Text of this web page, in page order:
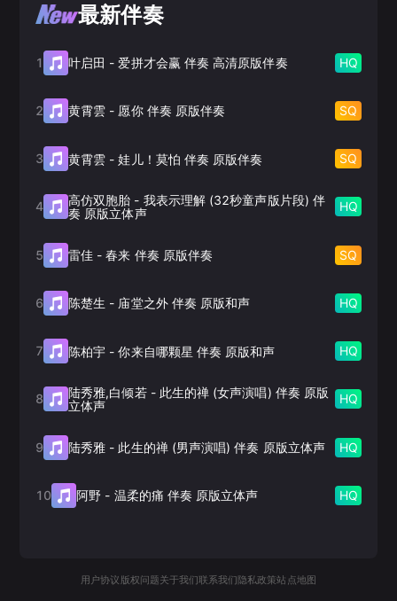
最新伴奏
1 叶启田 -爱拼才会赢 伴奏 高清原版伴奏 HQ
2 黄霄雲 - 愿你 伴奏 原版伴奏 SQ
3 黄霄雲 -娃儿！莫怕 伴奏 原版伴奏 SQ
4 高仿双胞胎 - 我表示理解 (32秒童声版片段) 伴
奏 原版立体声
HQ
5 雷佳 -春来 伴奏 原版伴奏 SQ
6 陈楚生 - 庙堂之外 伴奏 原版和声 HQ
7 陈柏宇 -你来自哪颗星 伴奏 原版和声 HQ
8 陆秀雅,白倾若- 此生的禅 (女声演唱) 伴奏 原版
立体声
HQ
9 陆秀雅 - 此生的禅 (男声演唱) 伴奏 原版立体声 HQ
10 阿野 - 温柔的痛 伴奏 原版立体声 HQ
用户协议 版权问题关于我们联系我们 隐私政策站点地图